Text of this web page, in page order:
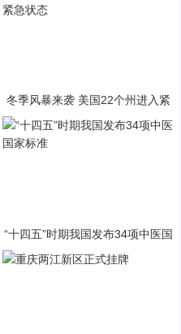
冬季风暴来袭 美国22个州进入紧
急状态
“十四五”时期我国发布34项中医国